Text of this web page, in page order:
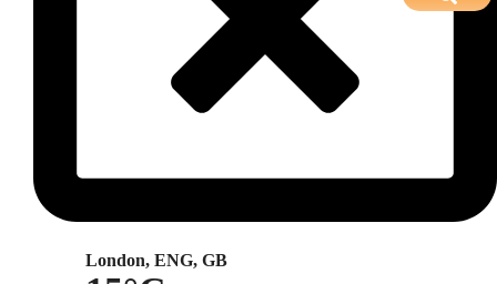
London, ENG, GB